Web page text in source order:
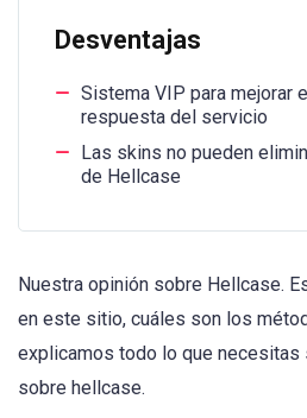
Desventajas
Sistema VIP para mejorar
respuesta del servicio
Las skins no pueden
de Hellcase
Nuestra opinión sobre Hellcase.
en este sitio, cuáles son los
explicamos todo lo que necesitas
sobre hellcase.